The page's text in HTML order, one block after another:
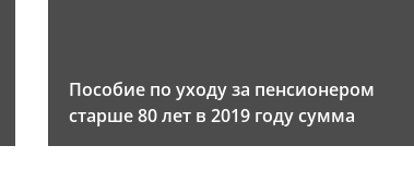
Пособие по уходу за пенсионером
старше 80 лет в 2019 году сумма